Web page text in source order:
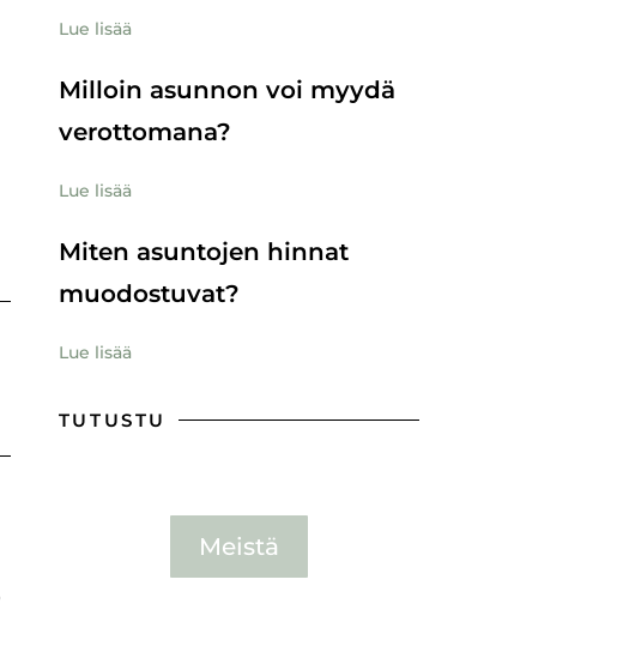
Lue lisää
Milloin asunnon voi myydä
verottomana?
Lue lisää
Miten asuntojen hinnat
muodostuvat?
Lue lisää
TUTUSTU
Meistä